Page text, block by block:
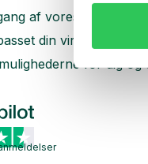
af vores tjenester
din virksomhed
for dig og